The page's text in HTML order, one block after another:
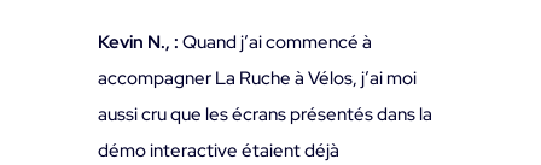
Kevin N., : Quand j’ai commencé à
accompagner La Ruche à Vélos, j’ai moi
aussi cru que les écrans présentés dans la
démo interactive étaient déjà